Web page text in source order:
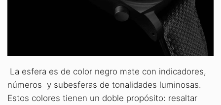
La esfera es de color negro mate con indicadores,
números y subesferas de tonalidades luminosas.
Estos colores tienen un doble propósito: resaltar